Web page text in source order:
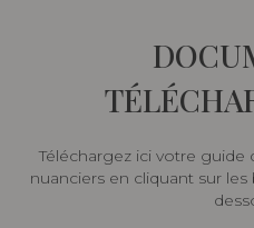
Téléchargez ici votre guide
nuanciers en cliquant sur